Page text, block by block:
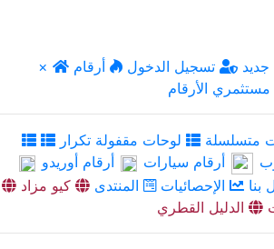
× تسجيل الدخول
أرقام
مستثمري الأرقام
متسلسلة
لوحات مقفولة تكرار
أرقام سيارات
أرقام أوريدو
بنا الإحصائيات المنتدى
كيو مزاد
الدليل القطري